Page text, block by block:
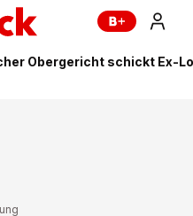
Obergericht schickt Ex-